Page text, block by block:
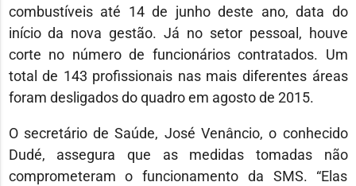
combustíveis até 14 de junho deste ano, data do
início da nova gestão. Já no setor pessoal, houve
corte no número de funcionários contratados. Um
total de 143 profissionais nas mais diferentes áreas
foram desligados do quadro em agosto de 2015.
O secretário de Saúde, José Venâncio, o conhecido
Dudé, assegura que as medidas tomadas não
comprometeram o funcionamento da SMS. “Elas